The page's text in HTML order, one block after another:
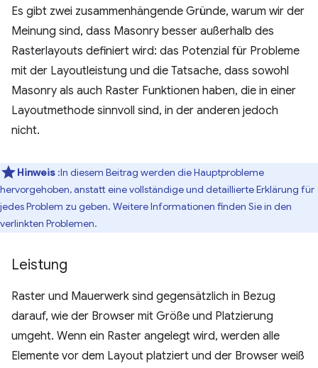
Es gibt zwei zusammenhängende Gründe, warum wir der
Meinung sind, dass Masonry besser außerhalb des
Rasterlayouts definiert wird: das Potenzial für Probleme
mit der Layoutleistung und die Tatsache, dass sowohl
Masonry als auch Raster Funktionen haben, die in einer
Layoutmethode sinnvoll sind, in der anderen jedoch
nicht.
Hinweis :In diesem Beitrag werden die Hauptprobleme
hervorgehoben, anstatt eine vollständige und detaillierte Erklärung für
jedes Problem zu geben. Weitere Informationen finden Sie in den
verlinkten Problemen.
Leistung
Raster und Mauerwerk sind gegensätzlich in Bezug
darauf, wie der Browser mit Größe und Platzierung
umgeht. Wenn ein Raster angelegt wird, werden alle
Elemente vor dem Layout platziert und der Browser weiß